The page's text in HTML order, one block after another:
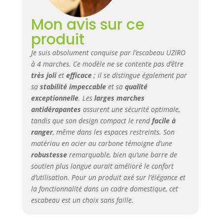
étonnamment
léger tout en
montées et
descentes
répétées, ce qui
réduit la fatigue
lors du
déplacement de
l’escabeau d’une
pièce à l’autre et
permet même aux
utilisateurs moins
expérimentés de
manipuler
facilement ce
marche pied en
toute confiance.
USAGE
Mon avis sur ce
produit
Je suis absolument conquise par l’escabeau UZIRO
à 4 marches. Ce modèle ne se contente pas d’être
très joliet efficace; il se distingue également par
sa stabilité impeccableet sa qualité
exceptionnelle. Les larges marches
antidérapantes assurent une sécurité optimale,
tandis que son design compact le rendfacile à
ranger, même dans les espaces restreints. Son
matériau en acier au carbone témoigne d’une
robustesseremarquable, bien qu’une barre de
soutien plus longue aurait amélioré le confort
d’utilisation. Pour un produit axé sur l’élégance et
la fonctionnalité dans un cadre domestique, cet
escabeau est un choix sans faille.